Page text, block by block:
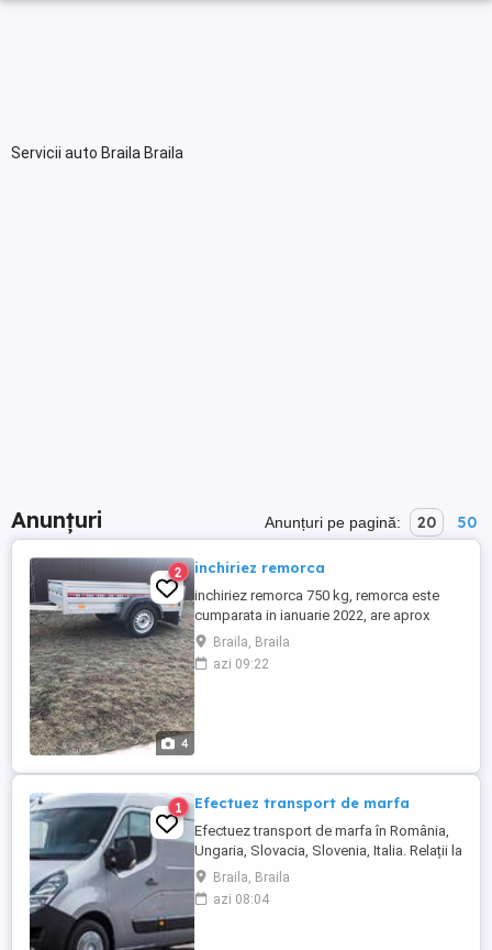
Servicii auto Braila Braila
Anunțuri Anunțuri pe pagină: 20 50
4
2 inchiriez remorca
inchiriez remorca 750 kg, remorca este
cumparata in ianuarie 2022, are aprox
1000 km.pret inchiriere 50 ron/ zi, la 3 zile
40 ron/zi este disponibila si la vanzare
3800 ron
Braila, Braila
azi 09:22
1 Efectuez transport de marfa
Efectuez transport de marfa în România,
Ungaria, Slovacia, Slovenia, Italia. Relații la
telefon.Braila, Braila
azi 08:04